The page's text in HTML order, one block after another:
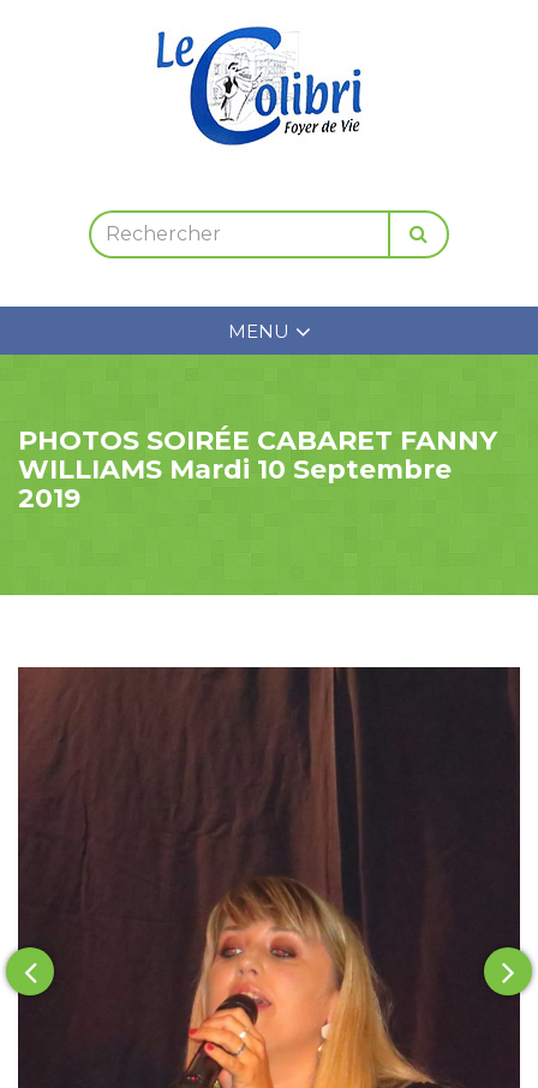
MENU
PHOTOS SOIRÉE CABARET FANNY
WILLIAMS Mardi 10 Septembre
2019